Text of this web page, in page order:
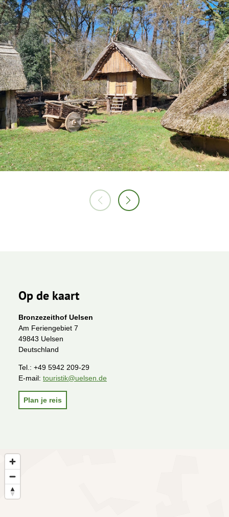
© Bronzezeithof
Op de kaart
Bronzezeithof Uelsen
Am Feriengebiet 7
49843 Uelsen
Deutschland
Tel.: +49 5942 209-29
E-mail: touristik@uelsen.de
Plan je reis